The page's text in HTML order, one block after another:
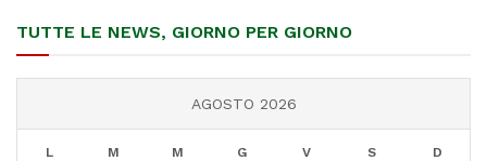
TUTTE LE NEWS, GIORNO PER GIORNO
AGOSTO 2026
L M M G V S D